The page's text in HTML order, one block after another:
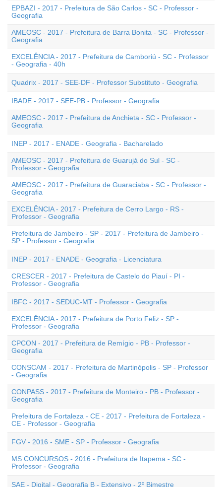
EPBAZI - 2017 - Prefeitura de São Carlos - SC - Professor -
Geografia
AMEOSC - 2017 - Prefeitura de Barra Bonita - SC - Professor -
Geografia
EXCELÊNCIA - 2017 - Prefeitura de Camboriú - SC - Professor
- Geografia - 40h
Quadrix - 2017 - SEE-DF - Professor Substituto - Geografia
IBADE - 2017 - SEE-PB - Professor - Geografia
AMEOSC - 2017 - Prefeitura de Anchieta - SC - Professor -
Geografia
INEP - 2017 - ENADE - Geografia - Bacharelado
AMEOSC - 2017 - Prefeitura de Guarujá do Sul - SC -
Professor - Geografia
AMEOSC - 2017 - Prefeitura de Guaraciaba - SC - Professor -
Geografia
EXCELÊNCIA - 2017 - Prefeitura de Cerro Largo - RS -
Professor - Geografia
Prefeitura de Jambeiro - SP - 2017 - Prefeitura de Jambeiro -
SP - Professor - Geografia
INEP - 2017 - ENADE - Geografia - Licenciatura
CRESCER - 2017 - Prefeitura de Castelo do Piauí - PI -
Professor - Geografia
IBFC - 2017 - SEDUC-MT - Professor - Geografia
EXCELÊNCIA - 2017 - Prefeitura de Porto Feliz - SP -
Professor - Geografia
CPCON - 2017 - Prefeitura de Remígio - PB - Professor -
Geografia
CONSCAM - 2017 - Prefeitura de Martinópolis - SP - Professor
- Geografia
CONPASS - 2017 - Prefeitura de Monteiro - PB - Professor -
Geografia
Prefeitura de Fortaleza - CE - 2017 - Prefeitura de Fortaleza -
CE - Professor - Geografia
FGV - 2016 - SME - SP - Professor - Geografia
MS CONCURSOS - 2016 - Prefeitura de Itapema - SC -
Professor - Geografia
SAE - Digital - Geografia B - Extensivo - 2º Bimestre